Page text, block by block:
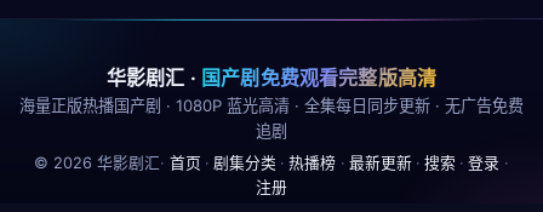
华影剧汇 · 国产剧免费观看完整版高清
海量正版热播国产剧 · 1080P 蓝光高清 · 全集每日同步更新 · 无广告免费
追剧
© 2026 华影剧汇· 首页 · 剧集分类 · 热播榜 · 最新更新 · 搜索 · 登录 ·
注册